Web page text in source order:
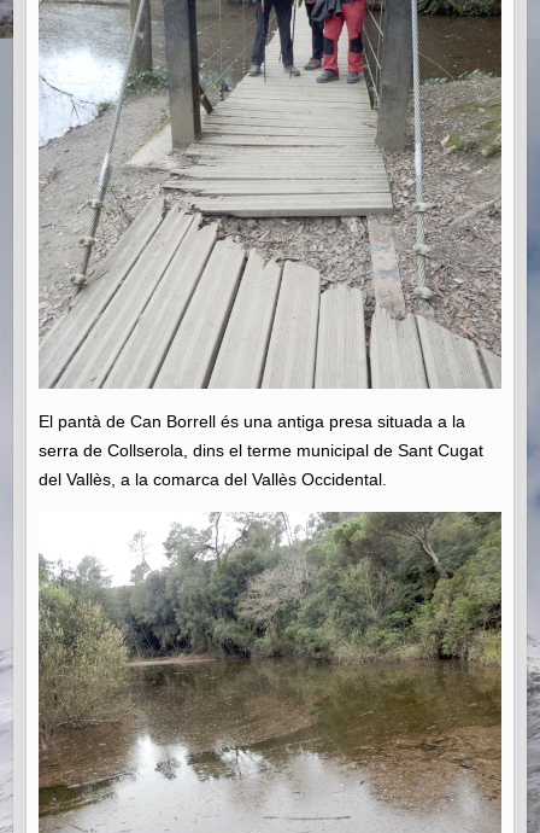
El pantà de Can Borrell és una antiga presa situada a la
serra de Collserola, dins el terme municipal de Sant Cugat
del Vallès, a la comarca del Vallès Occidental.